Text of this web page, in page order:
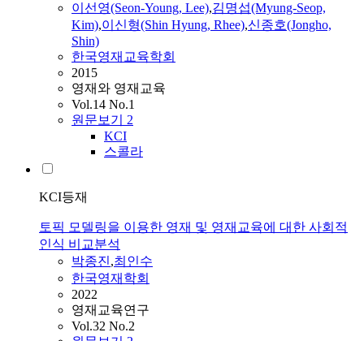
이선영(Seon-Young, Lee),김명섭(Myung-Seop,
Kim),이신형(Shin Hyung, Rhee),신종호(Jongho,
Shin)
한국영재교육학회
2015
영재와 영재교육
Vol.14 No.1
원문보기 2
KCI
스콜라
KCI등재
토픽 모델링을 이용한 영재 및 영재교육에 대한 사회적
인식 비교분석
박종진,최인수
한국영재학회
2022
영재교육연구
Vol.32 No.2